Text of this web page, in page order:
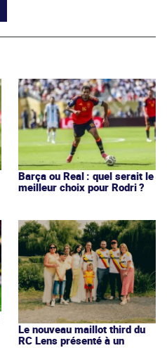
Barça ou Real : quel serait le
meilleur choix pour Rodri ?
Le nouveau maillot third du
RC Lens présenté à un